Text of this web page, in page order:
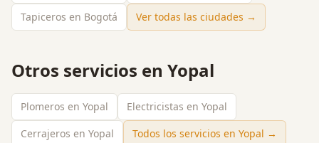
Tapiceros en Bogotá
Ver todas las ciudades →
Otros servicios en Yopal
Plomeros en Yopal
Electricistas en Yopal
Cerrajeros en Yopal
Todos los servicios en Yopal →